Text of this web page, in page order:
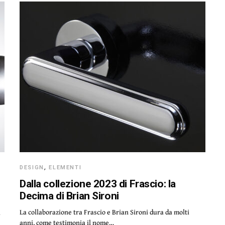
DESIGN ,ELEMENTI
Dalla collezione 2023 di Frascio: la
Decima di Brian Sironi
La collaborazione tra Frascio e Brian Sironi dura da molti
anni, come testimonia il nome…